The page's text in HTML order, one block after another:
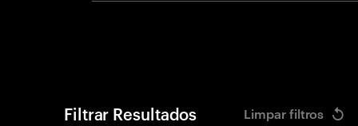
Filtrar Resultados Limpar filtros